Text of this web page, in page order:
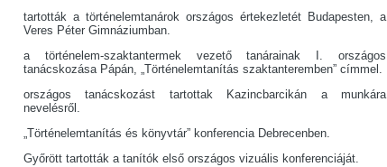
tartották a történelemtanárok országos értekezletét Budapesten, a
Veres Péter Gimnáziumban.
a történelem-szaktantermek vezető tanárainak I. országos
tanácskozása Pápán, „Történelemtanítás szaktanteremben” címmel.
országos tanácskozást tartottak Kazincbarcikán a munkára
nevelésről.
„Történelemtanítás és könyvtár” konferencia Debrecenben.
Győrött tartották a tanítók első országos vizuális konferenciáját.